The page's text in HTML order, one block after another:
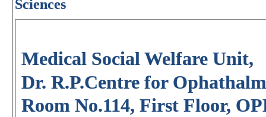
Sciences
Medical Social Welfare Unit,
Dr. R.P.Centre for
Room No.114, First Floor,